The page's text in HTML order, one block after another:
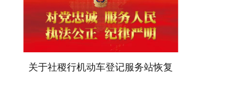
关于社稷行机动车登记服务站恢复